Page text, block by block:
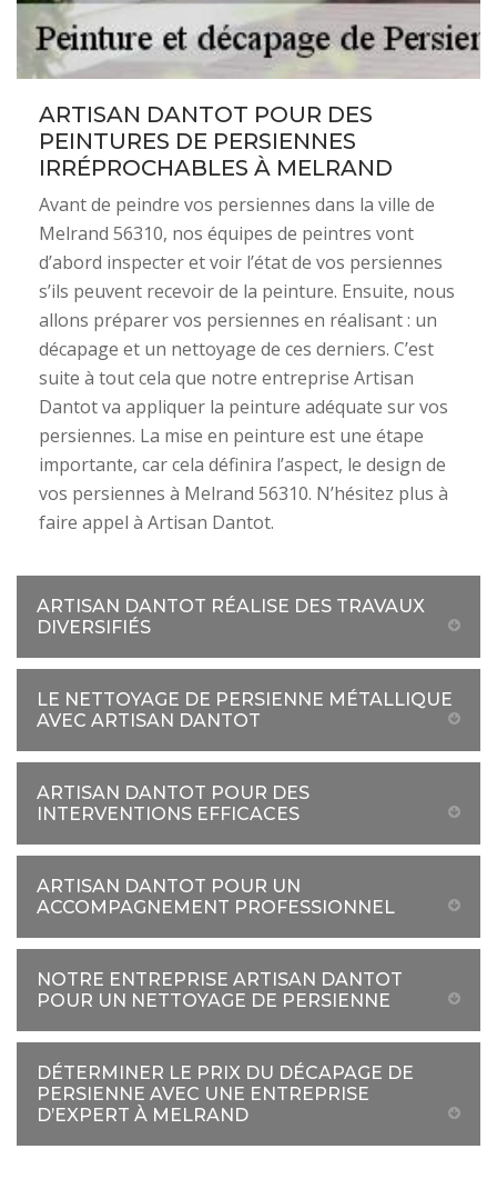
ARTISAN DANTOT POUR DES
PEINTURES DE PERSIENNES
IRRÉPROCHABLES À MELRAND
Avant de peindre vos persiennes dans la ville de
Melrand 56310, nos équipes de peintres vont
d’abord inspecter et voir l’état de vos persiennes
s’ils peuvent recevoir de la peinture. Ensuite, nous
allons préparer vos persiennes en réalisant : un
décapage et un nettoyage de ces derniers. C’est
suite à tout cela que notre entreprise Artisan
Dantot va appliquer la peinture adéquate sur vos
persiennes. La mise en peinture est une étape
importante, car cela définira l’aspect, le design de
vos persiennes à Melrand 56310. N’hésitez plus à
faire appel à Artisan Dantot.
ARTISAN DANTOT RÉALISE DES TRAVAUX
DIVERSIFIÉS
LE NETTOYAGE DE PERSIENNE MÉTALLIQUE
AVEC ARTISAN DANTOT
ARTISAN DANTOT POUR DES
INTERVENTIONS EFFICACES
ARTISAN DANTOT POUR UN
ACCOMPAGNEMENT PROFESSIONNEL
NOTRE ENTREPRISE ARTISAN DANTOT
POUR UN NETTOYAGE DE PERSIENNE
DÉTERMINER LE PRIX DU DÉCAPAGE DE
PERSIENNE AVEC UNE ENTREPRISE
D’EXPERT À MELRAND